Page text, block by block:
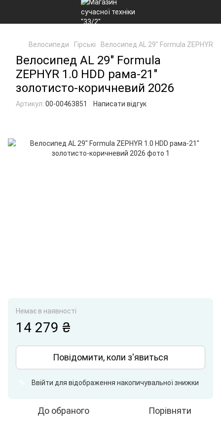
Велосипеди Гірські Велосипед AL 29" Formula ZEPHYR
Велосипед AL 29" Formula
ZEPHYR 1.0 HDD рама-21"
золотисто-коричневий 2026
Артикул: 00-00463851 Написати відгук
Немає в наявності
14 279 ₴
Повідомити, коли з'явиться
Ввійти для відображення накопичувальної знижки
До обраного Порівняти